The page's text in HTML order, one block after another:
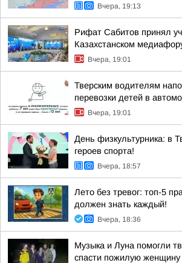
Вчера, 19:13
Рифат Сабитов принял
Казахстанском
Вчера, 19:01
Тверским водителям
перевозки детей в
Вчера, 19:01
День физкультурника: в
героев спорта!
Вчера, 18:57
Лето без тревог: топ-5
должен знать каждый!
Вчера, 18:36
Музыка и Луна помогли
спасти пожилую женщину